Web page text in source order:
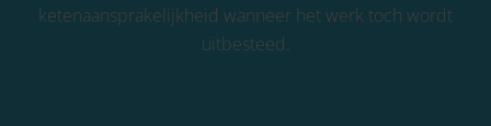
ketenaansprakelijkheid wanneer het werk toch wordt
uitbesteed.